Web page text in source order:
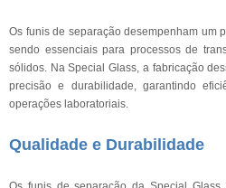
Os funis de separação desempenham um
sendo essenciais para processos de
sólidos. Na Special Glass, a fabricação
precisão e durabilidade, garantindo
operações laboratoriais.
Qualidade e Durabilidade